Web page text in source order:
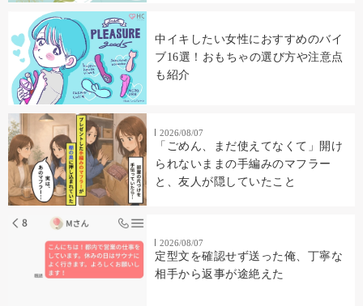
中イキしたい女性におすすめのバイ
ブ16選！おもちゃの選び方や注意点
も紹介
2026/08/07
「ごめん、まだ使えてなくて」開け
られないままの手編みのマフラー
と、友人が隠していたこと
2026/08/07
定型文を確認せず送った俺、丁寧な
相手から返事が途絶えた